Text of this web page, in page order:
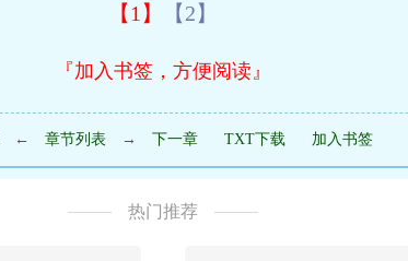
【1】 【2】
『加入书签，方便阅读』
← 章节列表 → 下一章 TXT下载 加入书签
热门推荐